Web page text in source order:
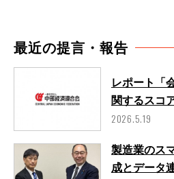
最近の提言・報告
レポート「
関するスコ
2026.5.19
製造業のス
成とデータ